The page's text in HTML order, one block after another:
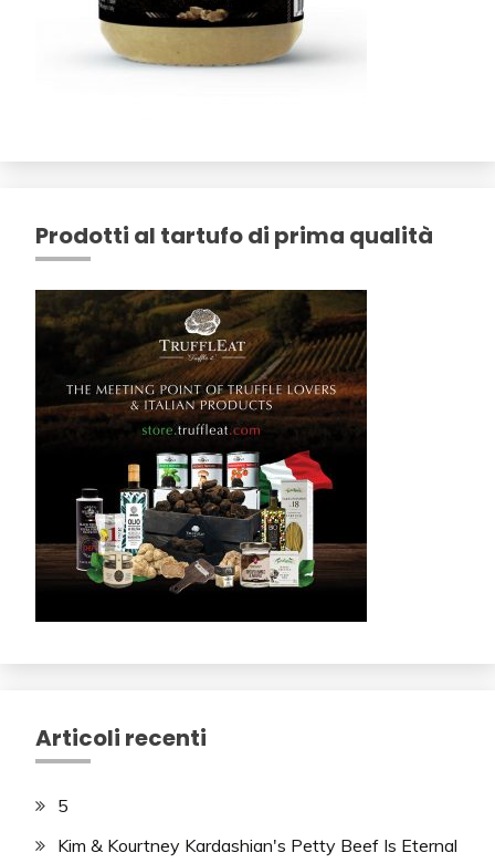
Prodotti al tartufo di prima qualità
Articoli recenti
5
Kim & Kourtney Kardashian's Petty Beef Is Eternal